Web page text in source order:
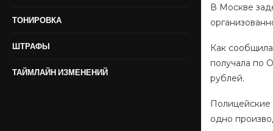
ТОНИРОВКА
ШТРАФЫ
ТАЙМЛАЙН ИЗМЕНЕНИЙ
В Москве
Как
получала по
рублей.
Полицейские
одно